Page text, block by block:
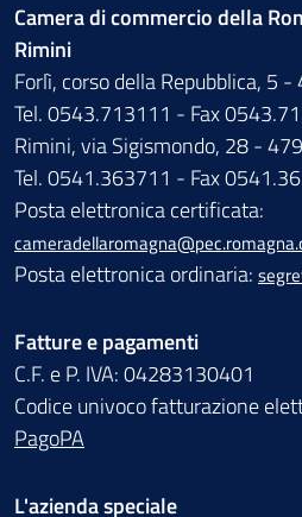
Camera di commercio della
Rimini
Forlì, corso della Repubblica, 5
Tel. 0543.713111 - Fax
Rimini, via Sigismondo, 28 -
Tel. 0541.363711 - Fax
Posta elettronica certificata:
Posta elettronica ordinaria:
Fatture e pagamenti
C.F. e P. IVA: 04283130401
Codice univoco fatturazione
PagoPA
L'azienda speciale